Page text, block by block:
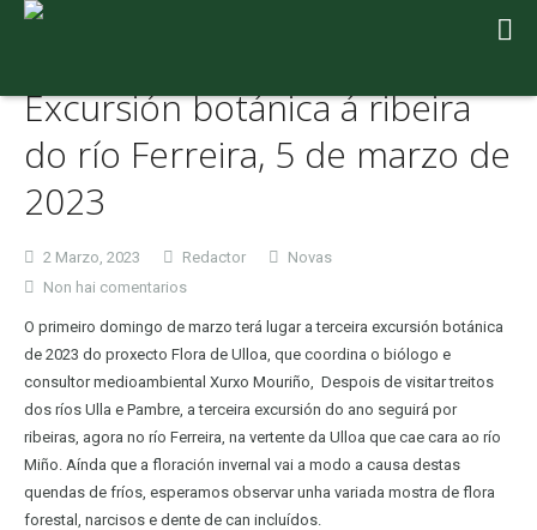
Excursión botánica á ribeira
do río Ferreira, 5 de marzo de
2023
2 Marzo, 2023 Redactor
Novas
Non hai comentariosen
O primeiro domingo de marzo terá lugar a terceira excursión botánica
de 2023 do proxecto Flora de Ulloa, que coordina o biólogo e
consultor medioambiental Xurxo Mouriño, Despois de visitar treitos
dos ríos Ulla e Pambre, a terceira excursión do ano seguirá por
ribeiras, agora no río Ferreira, na vertente da Ulloa que cae cara ao río
Miño. Aínda que a floración invernal vai a modo a causa destas
quendas de fríos, esperamos observar unha variada mostra de flora
forestal, narcisos e dente de can incluídos.